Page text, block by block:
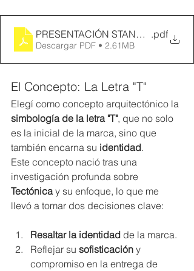
PRESENTACIÓN STAND .pdf
Descargar PDF • 2.61MB
El Concepto: La Letra "T"
Elegí como concepto arquitectónico la
simbología de la letra "T", que no solo
es la inicial de la marca, sino que
también encarna su identidad.
Este concepto nació tras una
investigación profunda sobre
Tectónica y su enfoque, lo que me
llevó a tomar dos decisiones clave:
Resaltar la identidad de la marca.
Reflejar su sofisticación y
compromiso en la entrega de